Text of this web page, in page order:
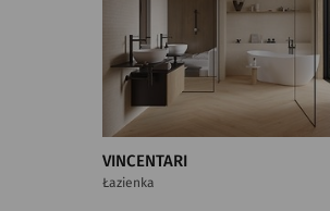
VINCENTARI
Łazienka